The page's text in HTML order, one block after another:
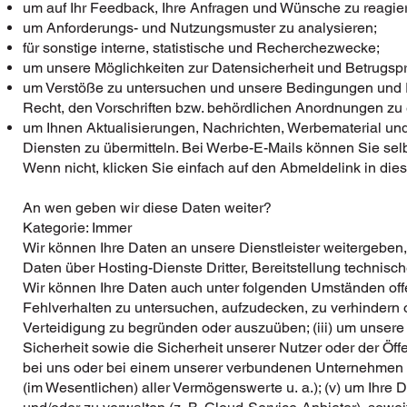
um auf Ihr Feedback, Ihre Anfragen und Wünsche zu
um Anforderungs- und Nutzungsmuster zu analysieren;
für sonstige interne, statistische und Recherchezwecke;
um unsere Möglichkeiten zur Datensicherheit und
um Verstöße zu untersuchen und unsere Bedingungen
Recht, den Vorschriften bzw. behördlichen Anordnungen
um Ihnen Aktualisierungen, Nachrichten, Werbematerial
Diensten zu übermitteln. Bei Werbe-E-Mails können Sie
Wenn nicht, klicken Sie einfach auf den Abmeldelink in
An wen geben wir diese Daten weiter?
Kategorie: Immer
Wir können Ihre Daten an unsere Dienstleister
Daten über Hosting-Dienste Dritter, Bereitstellung
Wir können Ihre Daten auch unter folgenden Umständen
Fehlverhalten zu untersuchen, aufzudecken, zu
Verteidigung zu begründen oder auszuüben; (iii) um
Sicherheit sowie die Sicherheit unserer Nutzer oder der
bei uns oder bei einem unserer verbundenen
(im Wesentlichen) aller Vermögenswerte u. a.); (v) um Ihre